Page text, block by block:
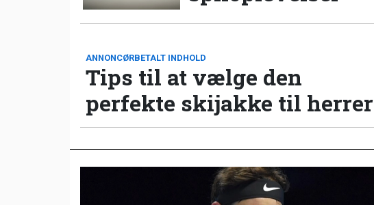
ANNONCØRBETALT INDHOLD
Tips til at vælge den
perfekte skijakke til herrer